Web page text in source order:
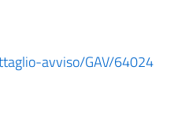
avviso/GAV/64024